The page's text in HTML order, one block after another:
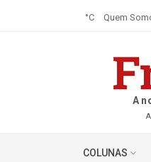
°C Quem
A
COLUNAS